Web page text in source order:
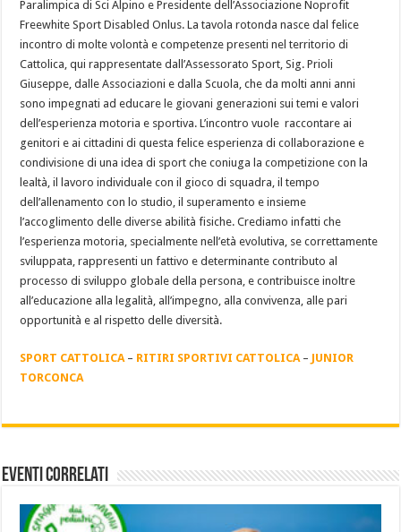
Paralimpica di Sci Alpino e Presidente dell’Associazione Noprofit
Freewhite Sport Disabled Onlus. La tavola rotonda nasce dal felice
incontro di molte volontà e competenze presenti nel territorio di
Cattolica, qui rappresentate dall’Assessorato Sport, Sig. Prioli
Giuseppe, dalle Associazioni e dalla Scuola, che da molti anni anni
sono impegnati ad educare le giovani generazioni sui temi e valori
dell’esperienza motoria e sportiva. L’incontro vuole raccontare ai
genitori e ai cittadini di questa felice esperienza di collaborazione e
condivisione di una idea di sport che coniuga la competizione con la
lealtà, il lavoro individuale con il gioco di squadra, il tempo
dell’allenamento con lo studio, il superamento e insieme
l’accoglimento delle diverse abilità fisiche. Crediamo infatti che
l’esperienza motoria, specialmente nell’età evolutiva, se correttamente
sviluppata, rappresenti un fattivo e determinante contributo al
processo di sviluppo globale della persona, e contribuisce inoltre
all’educazione alla legalità, all’impegno, alla convivenza, alle pari
opportunità e al rispetto delle diversità.
SPORT CATTOLICA – RITIRI SPORTIVI CATTOLICA – JUNIOR
TORCONCA
Eventi Correlati